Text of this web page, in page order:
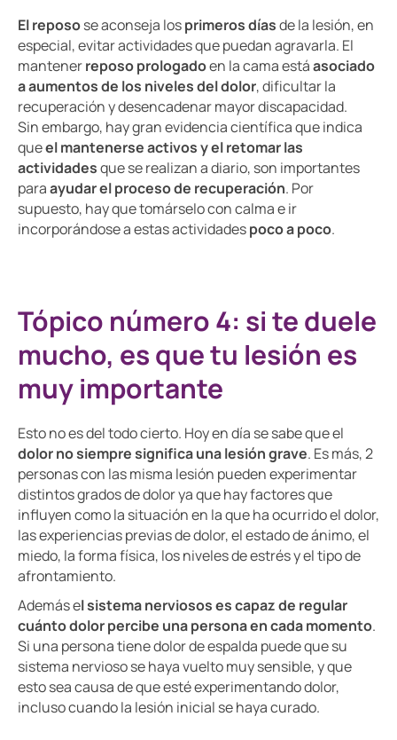
El reposose aconseja losprimeros díasde la lesión, en
especial, evitar actividades que puedan agravarla. El
mantenerreposo prologadoen la cama estáasociado
a aumentos de los niveles del dolor, dificultar la
recuperación y desencadenar mayor discapacidad.
Sin embargo, hay gran evidencia científica que indica
queel mantenerse activos y el retomar las
actividadesque se realizan a diario, son importantes
paraayudar el proceso de recuperación. Por
supuesto, hay que tomárselo con calma e ir
incorporándose a estas actividadespoco a poco.
Tópico número 4: si te duele
mucho, es que tu lesión es
muy importante
Esto no es del todo cierto. Hoy en día se sabe que el
dolor no siempre significa una lesión grave. Es más, 2
personas con las misma lesión pueden experimentar
distintos grados de dolor ya que hay factores que
influyen como la situación en la que ha ocurrido el dolor,
las experiencias previas de dolor, el estado de ánimo, el
miedo, la forma física, los niveles de estrés y el tipo de
afrontamiento.
Además el sistema nerviosos es capaz de regular
cuánto dolor percibe una persona en cada momento.
Si una persona tiene dolor de espalda puede que su
sistema nervioso se haya vuelto muy sensible, y que
esto sea causa de que esté experimentando dolor,
incluso cuando la lesión inicial se haya curado.